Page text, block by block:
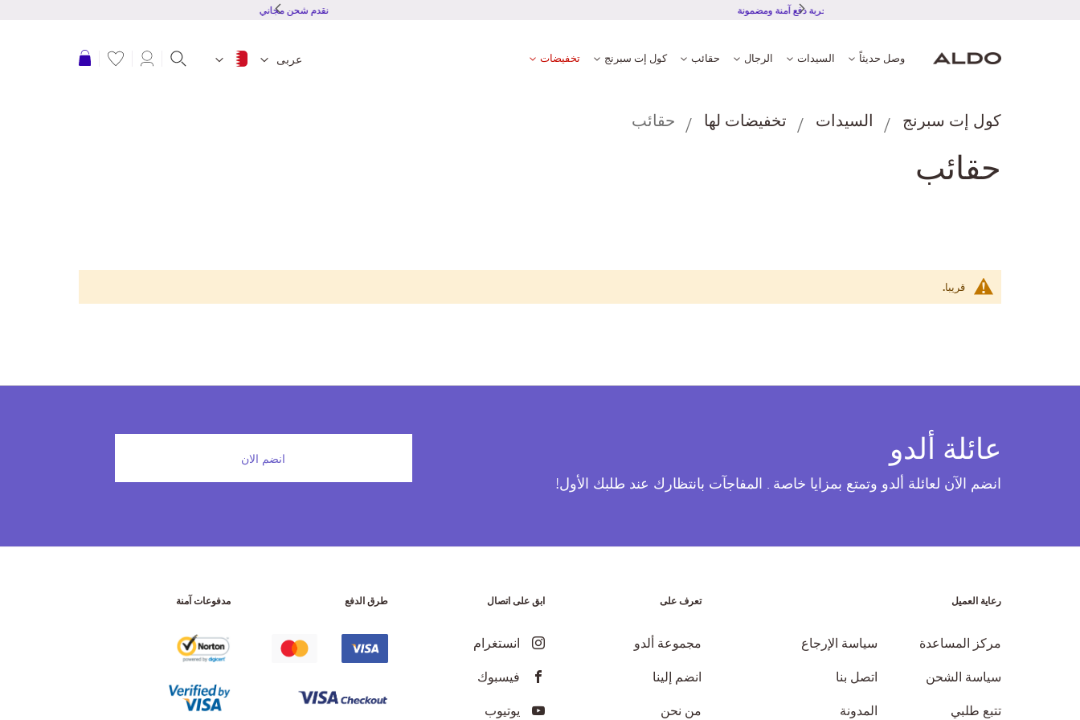
نقدم شحن مجاني للطلبات بقمية 20 دينار بحرينى أو أكثر تجربة دفع آمنة ومضمونة
وصل حديثاً السيدات الرجال حقائب كول إت سبرنج تخفيضات عربى عربة التسوق
كول إت سبرنج السيدات تخفيضات لها حقائب
حقائب
قريبا.
عائلة ألدو
انضم الآن لعائلة ألدو وتمتع بمزايا خاصة . المفاجآت بانتظارك عند طلبك الأول!
انضم الان
رعاية العميل
مركز المساعدة
سياسة الإرجاع
سياسة الشحن
اتصل بنا
تتبع طلبي
المدونة
تعرف على
مجموعة ألدو
انضم إلينا
من نحن
ابق على اتصال
انستغرام
فيسبوك
يوتيوب
طرق الدفع مدفوعات آمنة